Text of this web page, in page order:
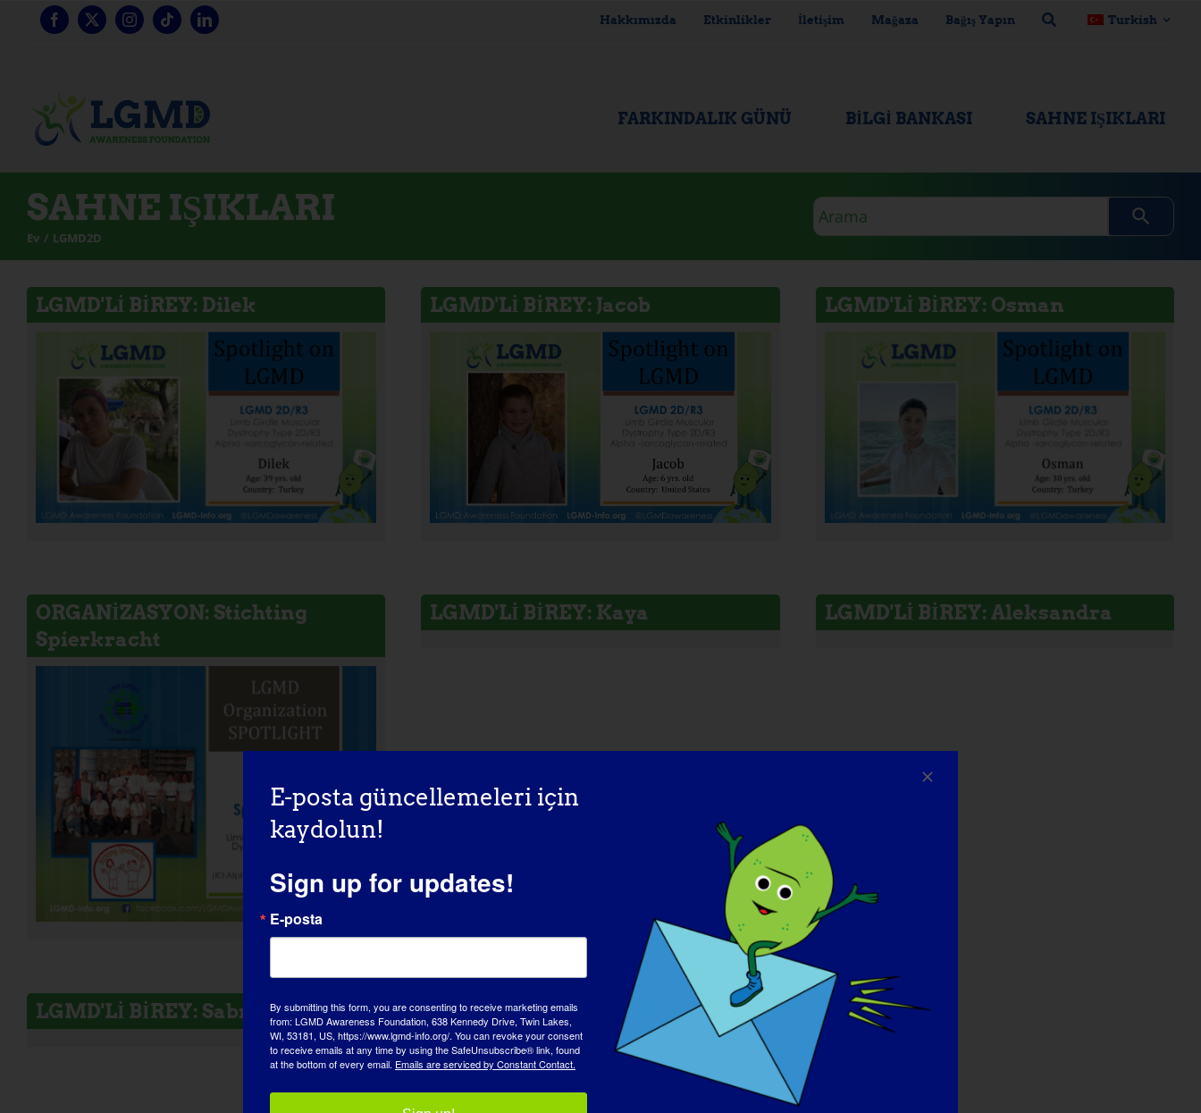
İçeriğe
Hakkımızda Etkinlikler İletişim Mağaza Bağış Yapın Turkish
FARKINDALIK GÜNÜ BILGI BANKASI SAHNE IŞIKLARI
SAHNE IŞIKLARI
Ev LGMD2D
Arama
sorgusu
LGMD'Lİ BİREY: Dilek LGMD'Lİ BİREY: Jacob LGMD'Lİ BİREY: Osman
ORGANİZASYON: Stichting
Spierkracht
LGMD'Lİ BİREY: Kaya LGMD'Lİ BİREY: Aleksandra
LGMD'Lİ BİREY: Sabrina LGMD'Lİ BİREY: Donavon
E-posta güncellemeleri için
kaydolun!
Sign up for updates!
E-posta
By submitting this form, you are consenting to receive marketing emails
from: LGMD Awareness Foundation, 638 Kennedy Drive, Twin Lakes,
WI, 53181, US, https://www.lgmd-info.org/. You can revoke your consent
to receive emails at any time by using the SafeUnsubscribe® link, found
at the bottom of every email. Emails are serviced by Constant Contact.